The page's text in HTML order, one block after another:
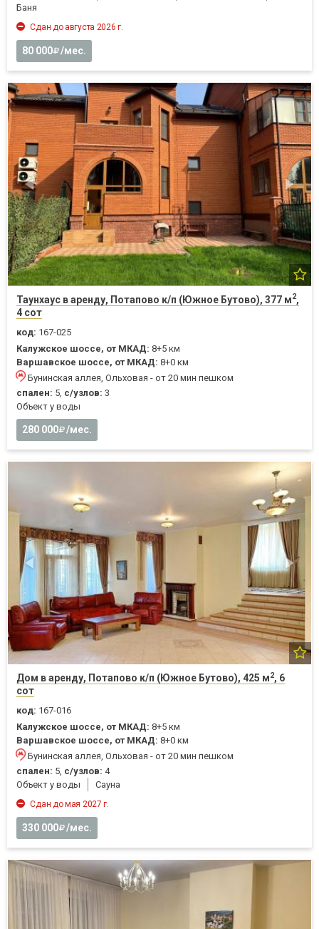
Баня
Сдан до августа 2026 г.
80 000 /мес.
Таунхаус в аренду, Потапово к/п (Южное Бутово), 377 м2,
4 сот
код: 167-025
Калужское шоссе, от МКАД: 8+5 км
Варшавское шоссе, от МКАД: 8+0 км
Бунинская аллея, Ольховая - от 20 мин пешком
спален: 5, с/узлов: 3
Объект у воды
280 000 /мес.
Дом в аренду, Потапово к/п (Южное Бутово), 425 м2, 6
сот
код: 167-016
Калужское шоссе, от МКАД: 8+5 км
Варшавское шоссе, от МКАД: 8+0 км
Бунинская аллея, Ольховая - от 20 мин пешком
спален: 5, с/узлов: 4
Объект у воды
Cауна
Сдан до мая 2027 г.
330 000 /мес.